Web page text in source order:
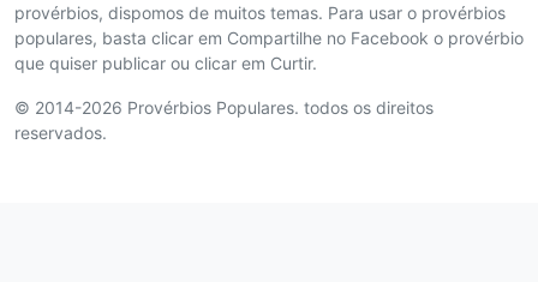
provérbios, dispomos de muitos temas. Para usar o provérbios
populares, basta clicar em Compartilhe no Facebook o provérbio
que quiser publicar ou clicar em Curtir.
© 2014-2026 Provérbios Populares. todos os direitos
reservados.